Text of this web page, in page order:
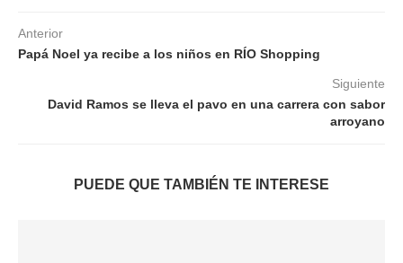
Anterior
Papá Noel ya recibe a los niños en RÍO Shopping
Siguiente
David Ramos se lleva el pavo en una carrera con sabor
arroyano
PUEDE QUE TAMBIÉN TE INTERESE